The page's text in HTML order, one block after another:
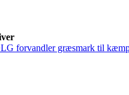
forvandler græsmark til